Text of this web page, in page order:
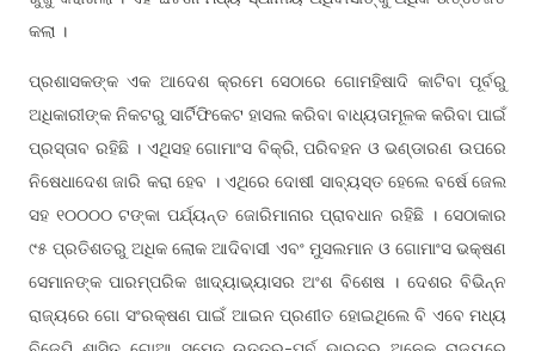
କଲା ।
ପ୍ରଶାସକଙ୍କ ଏକ ଆଦେଶ କ୍ରମେ ସେଠାରେ ଗୋମହିଷାଦି କାଟିବା ପୂର୍ବରୁ
ଅଧିକାରୀଙ୍କ ନିକଟରୁ ସାର୍ଟିଫିକେଟ ହାସଲ କରିବା ବାଧ୍ୟତାମୂଳକ କରିବା ପାଇଁ
ପ୍ରସ୍ତାବ ରହିଛି । ଏଥିସହ ଗୋମାଂସ ବିକ୍ରି, ପରିବହନ ଓ ଭଣ୍ଡାରଣ ଉପରେ
ନିଷେଧାଦେଶ ଜାରି କରା ହେବ । ଏଥିରେ ଦୋଷୀ ସାବ୍ୟସ୍ତ ହେଲେ ବର୍ଷେ ଜେଲ
ସହ ୧୦୦୦୦ ଟଙ୍କା ପର୍ଯ୍ୟନ୍ତ ଜୋରିମାନାର ପ୍ରାବଧାନ ରହିଛି । ସେଠାକାର
୯୫ ପ୍ରତିଶତରୁ ଅଧିକ ଲୋକ ଆଦିବାସୀ ଏବଂ ମୁସଲମାନ ଓ ଗୋମାଂସ ଭକ୍ଷଣ
ସେମାନଙ୍କ ପାରମ୍ପରିକ ଖାଦ୍ୟାଭ୍ୟାସର ଅଂଶ ବିଶେଷ । ଦେଶର ବିଭିନ୍ନ
ରାଜ୍ୟରେ ଗୋ ସଂରକ୍ଷଣ ପାଇଁ ଆଇନ ପ୍ରଣୀତ ହୋଇଥିଲେ ବି ଏବେ ମଧ୍ୟ